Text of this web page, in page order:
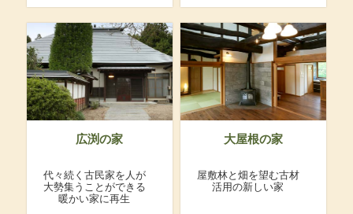
広渕の家
代々続く古民家を人が
大勢集うことができる
暖かい家に再生
大屋根の家
屋敷林と畑を望む古材
活用の新しい家